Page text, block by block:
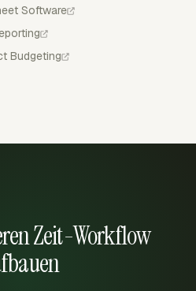
Software
Budgeting
Zeit-Workflow